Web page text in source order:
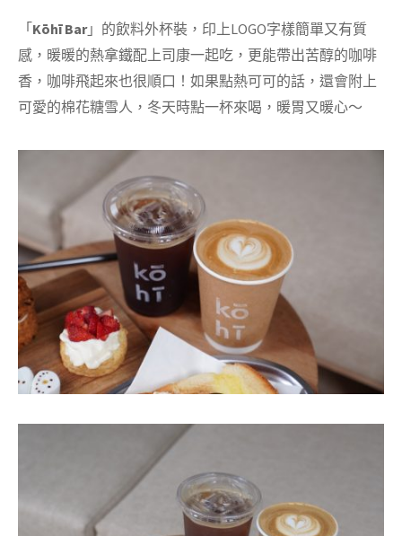
「 Kōhī Bar」的飲料外杯裝，印上LOGO字樣簡單又有質
感，暖暖的熱拿鐵配上司康一起吃，更能帶出苦醇的咖啡
香，咖啡飛起來也很順口！如果點熱可可的話，還會附上
可愛的棉花糖雪人，冬天時點一杯來喝，暖胃又暖心～